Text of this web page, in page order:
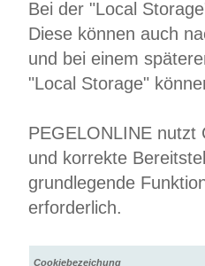
Bei der "Local
Diese können auch
und bei einem
"Local Storage"
PEGELONLINE nutzt
und korrekte
grundlegende
erforderlich.
Cookiebezeichung